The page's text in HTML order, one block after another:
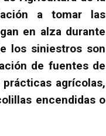
a tomar las
en alza durante
los siniestros son
de fuentes de
agrícolas,
encendidas o